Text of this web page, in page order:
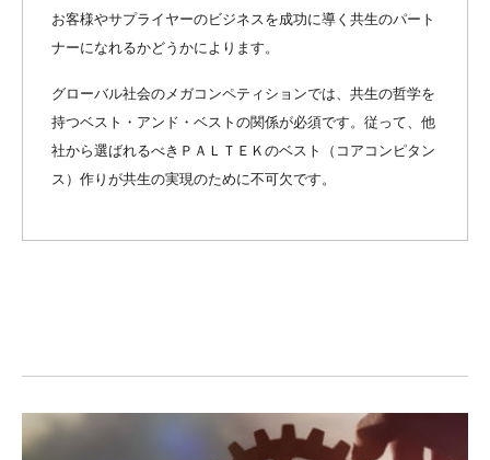
お客様やサプライヤーのビジネスを成功に導く共生のパート
ナーになれるかどうかによります。
グローバル社会のメガコンペティションでは、共生の哲学を
持つベスト・アンド・ベストの関係が必須です。従って、他
社から選ばれるべきＰＡＬＴＥＫのベスト（コアコンピタン
ス）作りが共生の実現のために不可欠です。